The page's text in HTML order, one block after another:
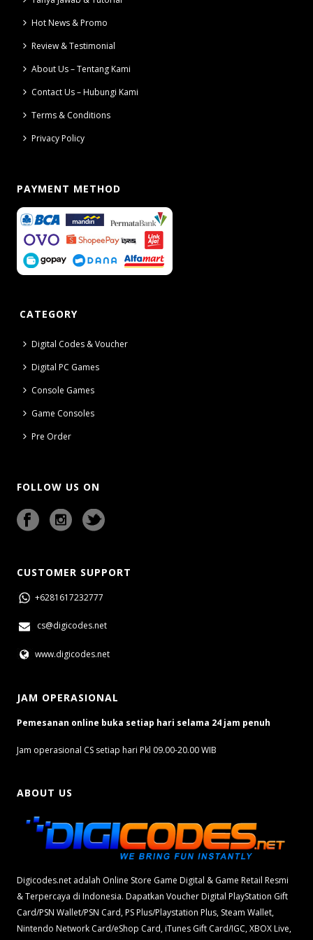
Hot News & Promo
Review & Testimonial
About Us – Tentang Kami
Contact Us – Hubungi Kami
Terms & Conditions
Privacy Policy
PAYMENT METHOD
CATEGORY
Digital Codes & Voucher
Digital PC Games
Console Games
Game Consoles
Pre Order
FOLLOW US ON
CUSTOMER SUPPORT
+6281617232777
cs@digicodes.net
www.digicodes.net
JAM OPERASIONAL
Pemesanan online buka setiap hari selama 24 jam penuh
Jam operasional CS setiap hari Pkl 09.00-20.00 WIB
ABOUT US
Digicodes.net adalah Online Store Game Digital & Game Retail Resmi
& Terpercaya di Indonesia. Dapatkan Voucher Digital PlayStation Gift
Card/PSN Wallet/PSN Card, PS Plus/Playstation Plus, Steam Wallet,
Nintendo Network Card/eShop Card, iTunes Gift Card/IGC, XBOX Live,